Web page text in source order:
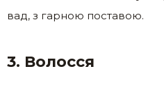
вад, з гарною поставою.
3. Волосся